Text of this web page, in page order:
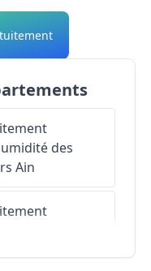
des
Ain